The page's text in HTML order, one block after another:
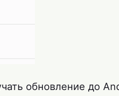
обновление до